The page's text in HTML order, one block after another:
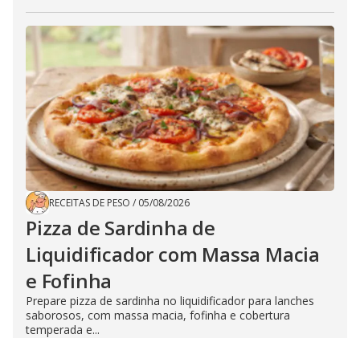
RECEITAS DE PESO / 05/08/2026
Pizza de Sardinha de
Liquidificador com Massa Macia
e Fofinha
Prepare pizza de sardinha no liquidificador para lanches
saborosos, com massa macia, fofinha e cobertura
temperada e...